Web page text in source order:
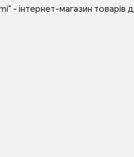
- інтернет-магазин товарів